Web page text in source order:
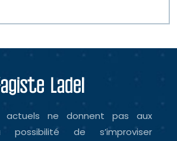
actuels ne donnent pas aux
possibilité de s’improviser